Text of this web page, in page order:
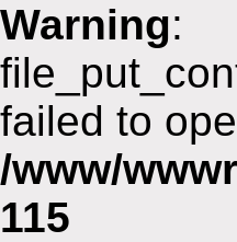
Warning:
failed to
/www/
115